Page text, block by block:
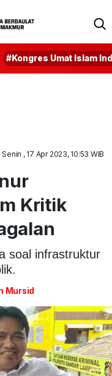
#Kongres Umat Islam
Senin , 17 Apr 2023, 10:53 WIB
Kritik
soal infrastruktur
Mursid